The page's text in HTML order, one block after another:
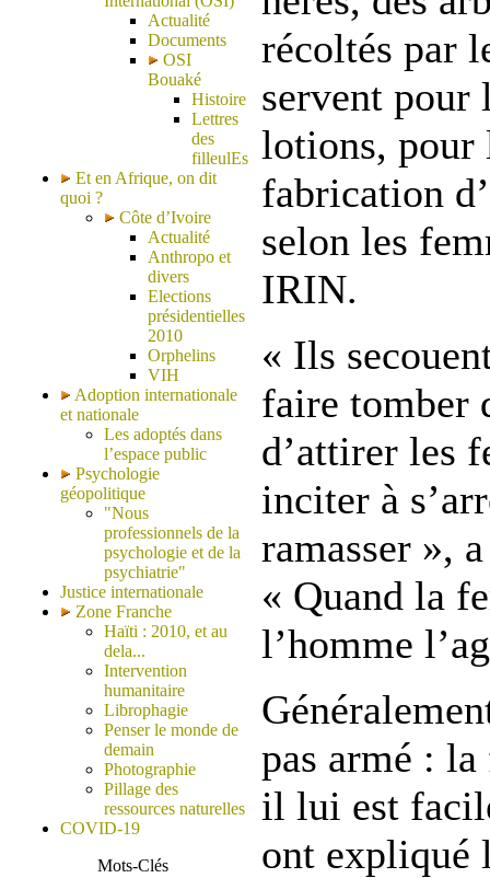
Actualité
Documents
OSI
Bouaké
Histoire
Lettres
des
filleulEs
Et en Afrique, on dit
quoi ?
Côte d’Ivoire
Actualité
Anthropo et
divers
Elections
présidentielles
2010
Orphelins
VIH
Adoption internationale
et nationale
Les adoptés dans
l’espace public
Psychologie
géopolitique
"Nous
professionnels de la
psychologie et de la
psychiatrie"
Justice internationale
Zone Franche
Haïti : 2010, et au
dela...
Intervention
humanitaire
Librophagie
Penser le monde de
demain
Photographie
Pillage des
ressources naturelles
COVID-19
Mots-Clés
récoltés par
servent pour
lotions, pour
fabrication
selon les
IRIN.
« Ils
faire tomber
d’attirer les
inciter à
ramasser »,
« Quand la
l’homme
pas armé :
il lui est
ont expliqué